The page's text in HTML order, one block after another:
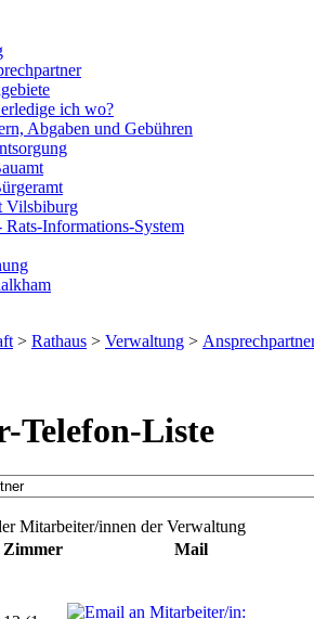
ich wo?
Abgaben und Gebühren
Vilsbiburg
Rats-Informations-System
> Rathaus > Verwaltung >
Telefon-Liste
Mitarbeiter/innen der Verwaltung
Zimmer
Mail